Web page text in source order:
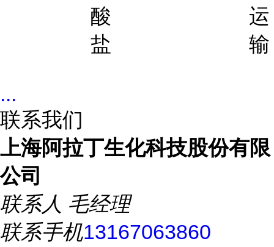
酸
盐
运
输
...
联系我们
上海阿拉丁生化科技股份有限
公司
联系人 毛经理
联系手机13167063860